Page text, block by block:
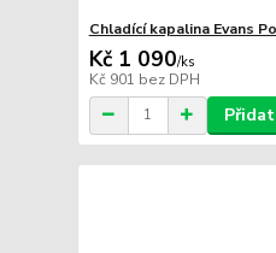
Chladící kapalina Evans
Kč 1 090/ks
Kč 901 bez DPH